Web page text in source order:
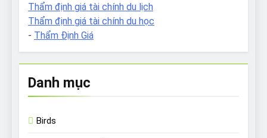
Thẩm định giá tài chính du lịch
Thẩm định giá tài chính du học
- Thẩm Định Giá
Danh mục
Birds